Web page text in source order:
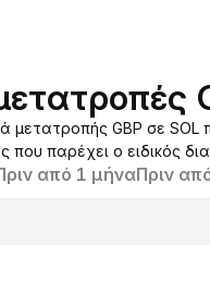
μετατροπής GBP σε SOL
παρέχει ο ειδικός
από 1 μήναΠριν